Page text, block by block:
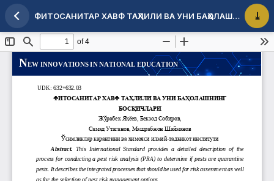
Maqola tafsilotlariga qaytish ФИТОСАНИТАР ХАВФ ТАҲЛИЛИ ВА УНИ БАҲОЛАШНИНГ БОСҚИЧЛАРИ